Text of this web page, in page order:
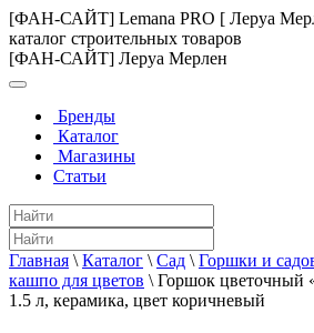
[ФАН-САЙТ] Lemana PRO [ Леруа
каталог строительных товаров
[ФАН-САЙТ] Леруа Мерлен
Бренды
Каталог
Магазины
Статьи
Главная \ Каталог \ Сад \ Горшки и
кашпо для цветов \ Горшок цветочный
1.5 л, керамика, цвет коричневый